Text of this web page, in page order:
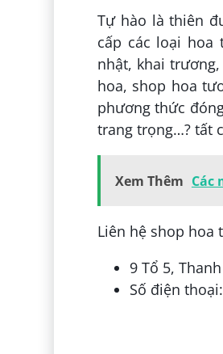
Tự hào là thiên
cấp các loại
nhật, khai
hoa, shop hoa
phương thức
trang trọng…? tất
Xem Thêm Các
Liên hệ shop hoa
9 Tổ 5,
Số điện